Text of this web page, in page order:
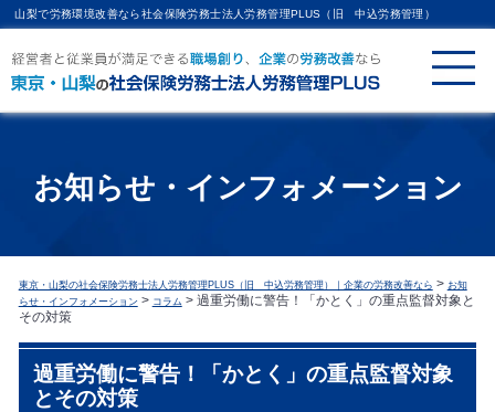
山梨で労務環境改善なら社会保険労務士法人労務管理PLUS（旧 中込労務管理）
お知らせ・インフォメーション
東京・山梨の社会保険労務士法人労務管理PLUS（旧 中込労務管理）｜企業の労務改善なら > お知
らせ・インフォメーション > コラム > 過重労働に警告！「かとく」の重点監督対象と
その対策
過重労働に警告！「かとく」の重点監督対象
とその対策